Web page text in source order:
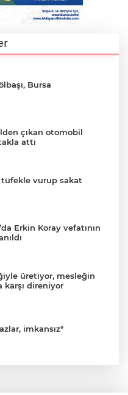
Bursa
çıkan otomobil
attı
vurup sakat
Erkin Koray vefatının
üretiyor, mesleğin
karşı direniyor
imkansız"